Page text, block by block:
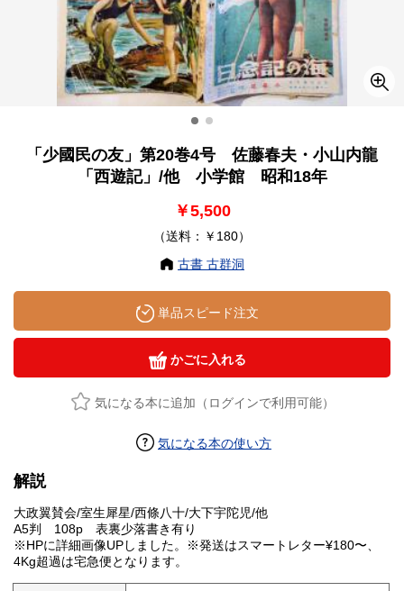
「少國民の友」第20巻4号 佐藤春夫・小山内龍
「西遊記」/他 小学館 昭和18年
￥5,500
（送料：￥180）
古書 古群洞
単品スピード注文
かごに入れる
気になる本に追加（ログインで利用可能）
気になる本の使い方
解説
大政翼賛会/室生犀星/西條八十/大下宇陀児/他
A5判 108p 表裏少落書き有り
※HPに詳細画像UPしました。※発送はスマートレター¥180〜、
4Kg超過は宅急便となります。